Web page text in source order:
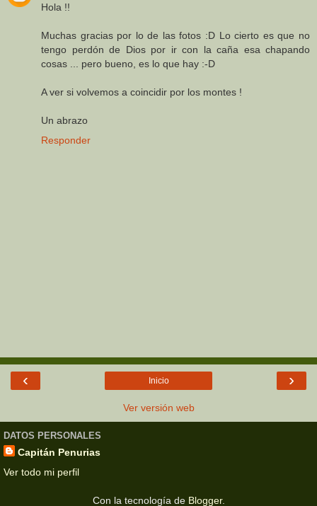
Hola !!
Muchas gracias por lo de las fotos :D Lo cierto es que no
tengo perdón de Dios por ir con la caña esa chapando
cosas ... pero bueno, es lo que hay :-D
A ver si volvemos a coincidir por los montes !
Un abrazo
Responder
‹ ›
Inicio
Ver versión web
DATOS PERSONALES
Capitán Penurias
Ver todo mi perfil
Con la tecnología de Blogger.